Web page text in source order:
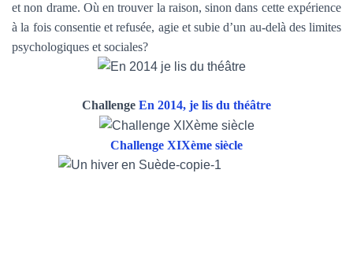
et non drame. Où en trouver la raison, sinon dans cette expérience
à la fois consentie et refusée, agie et subie d’un au-delà des limites
psychologiques et sociales?
Challenge En 2014, je lis du théâtre
Challenge XIXème siècle